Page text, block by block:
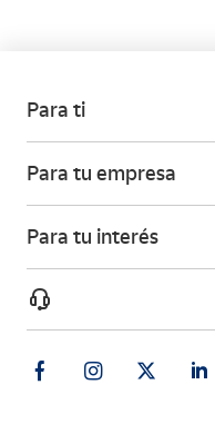
Para ti
Para tu empresa
Para tu interés